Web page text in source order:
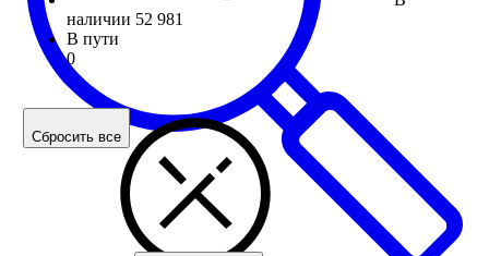
наличии 52 981
В пути
0
Сбросить все